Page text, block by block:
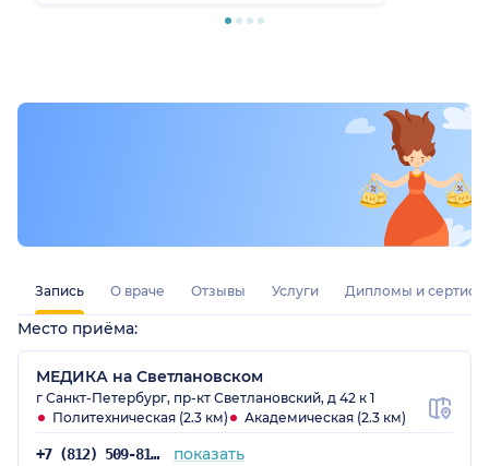
Запись О враче Отзывы Услуги Дипломы и
Место приёма:
МЕДИКА на Светлановском
г Санкт-Петербург, пр-кт Светлановский, д 42 к 1
Политехническая (2.3 км)
Академическая (2.3 км)
+7 (812) 509-81-75 показать